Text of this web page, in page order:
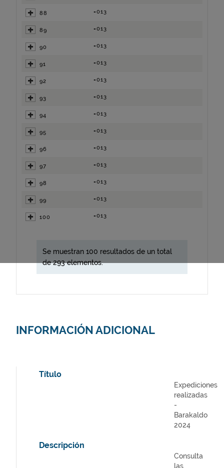
88 =013
89 =013
90 =013
91 =013
92 =013
93 =013
94 =013
95 =013
96 =013
97 =013
98 =013
99 =013
100 =013
Se muestran 100 resultados de un total
de 293 elementos.
INFORMACIÓN ADICIONAL
Título
Expediciones
realizadas
-
Barakaldo
2024
Descripción
Consulta
las